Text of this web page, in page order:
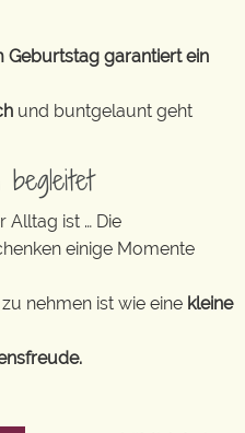
garantiert ein
und buntgelaunt geht
Alltag ist … Die
einige Momente
nehmen ist wie eine kleine